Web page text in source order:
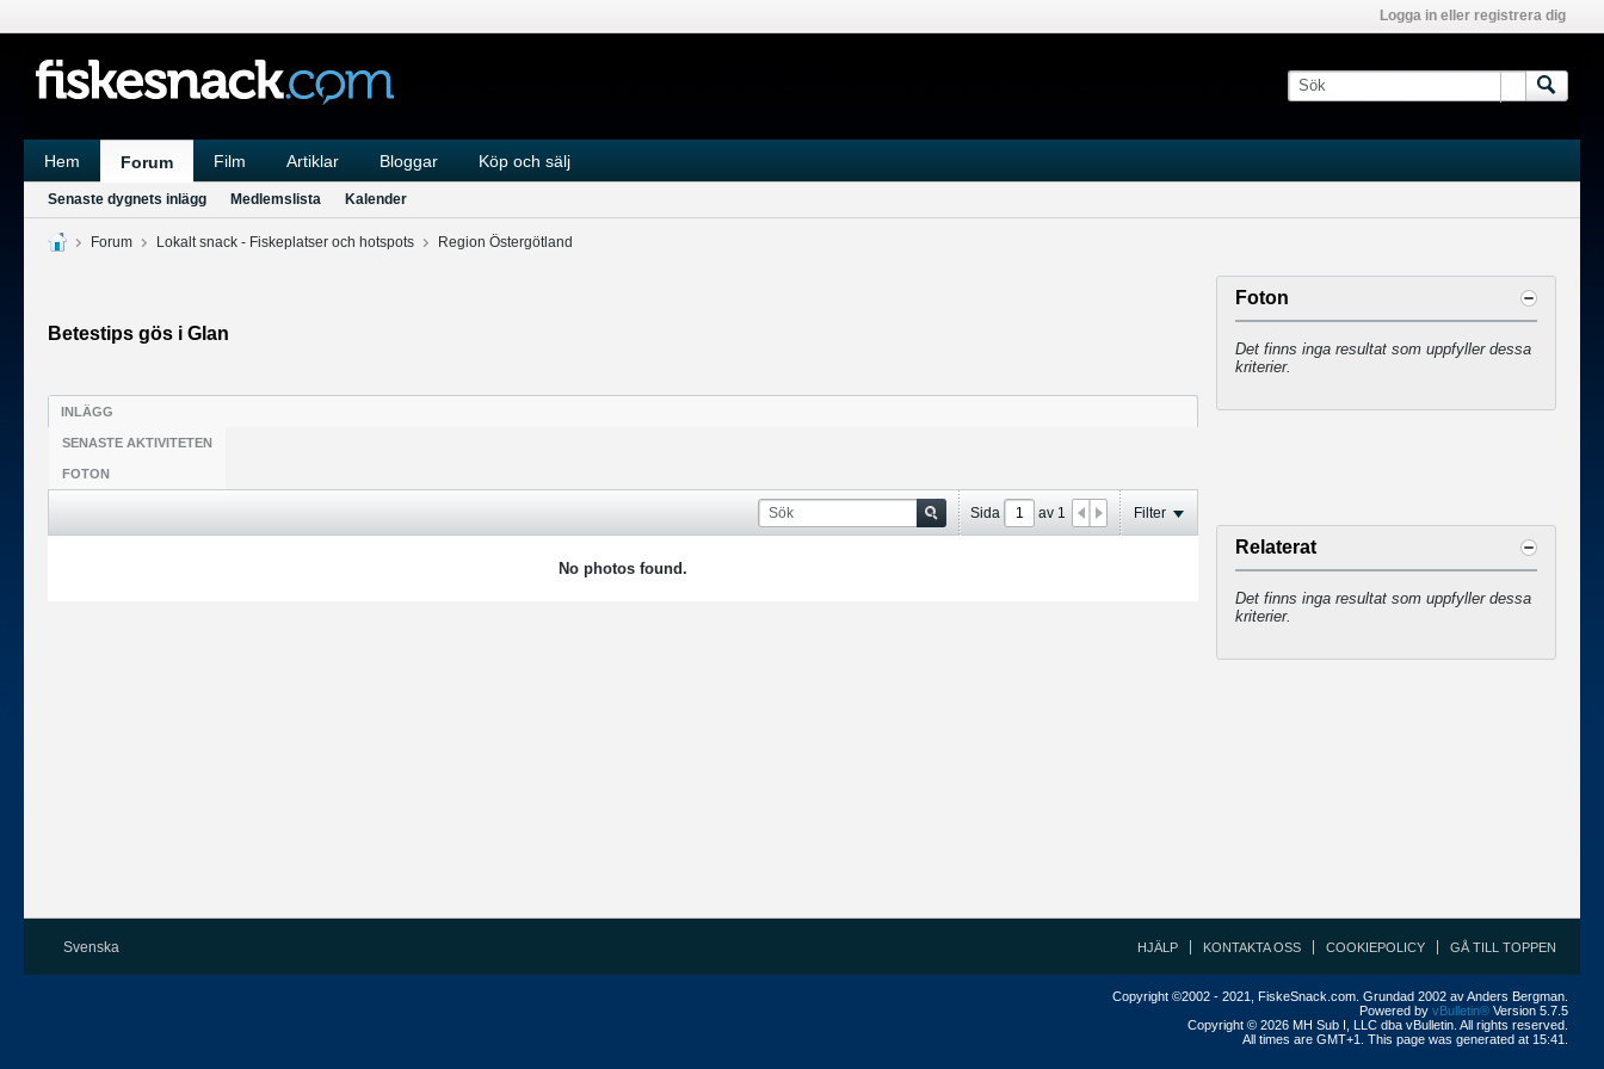
Logga in eller registrera dig
Hem Forum Film Artiklar Bloggar Köp och sälj
Senaste dygnets inlägg Medlemslista Kalender
Forum Lokalt snack - Fiskeplatser och hotspots Region Östergötland
Betestips gös i Glan
INLÄGG
SENASTE AKTIVITETEN
FOTON
Sida av 1 Filter
No photos found.
Foton
Det finns inga resultat som uppfyller dessa
kriterier.
Relaterat
Det finns inga resultat som uppfyller dessa
kriterier.
Svenska HJÄLP KONTAKTA OSS COOKIEPOLICY GÅ TILL TOPPEN
Copyright ©2002 - 2021, FiskeSnack.com. Grundad 2002 av Anders Bergman.
Powered by vBulletin® Version 5.7.5
Copyright © 2026 MH Sub I, LLC dba vBulletin. All rights reserved.
All times are GMT+1. This page was generated at 15:41.